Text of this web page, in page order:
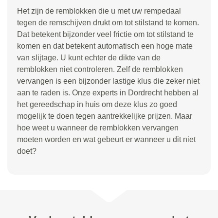
Het zijn de remblokken die u met uw rempedaal
tegen de remschijven drukt om tot stilstand te komen.
Dat betekent bijzonder veel frictie om tot stilstand te
komen en dat betekent automatisch een hoge mate
van slijtage. U kunt echter de dikte van de
remblokken niet controleren. Zelf de remblokken
vervangen is een bijzonder lastige klus die zeker niet
aan te raden is. Onze experts in Dordrecht hebben al
het gereedschap in huis om deze klus zo goed
mogelijk te doen tegen aantrekkelijke prijzen. Maar
hoe weet u wanneer de remblokken vervangen
moeten worden en wat gebeurt er wanneer u dit niet
doet?